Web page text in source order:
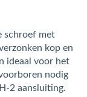
schroef met
kop en
ideaal voor het
nodig
2 aansluiting.